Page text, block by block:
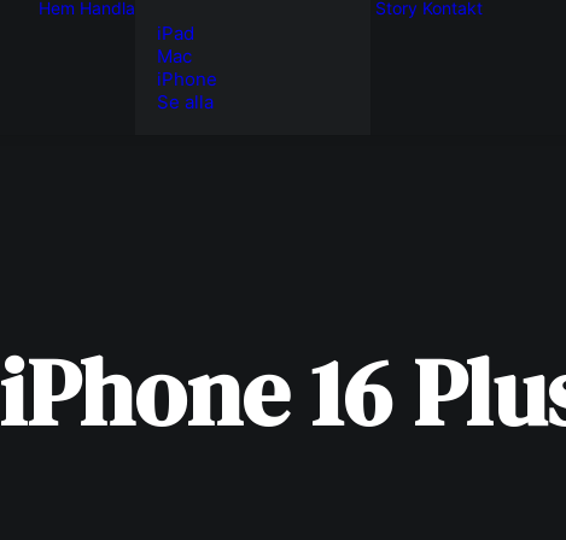
Hem Handla
iPad
Mac
iPhone
Se alla
Story Kontakt
iPhone16